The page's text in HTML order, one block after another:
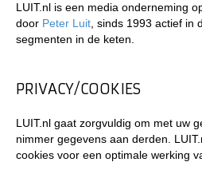
LUIT.nl is een media onderneming
door Peter Luit , sinds 1993 actief in
segmenten in de keten.
PRIVACY/COOKIES
LUIT.nl gaat zorgvuldig om met uw
nimmer gegevens aan derden.
cookies voor een optimale werking